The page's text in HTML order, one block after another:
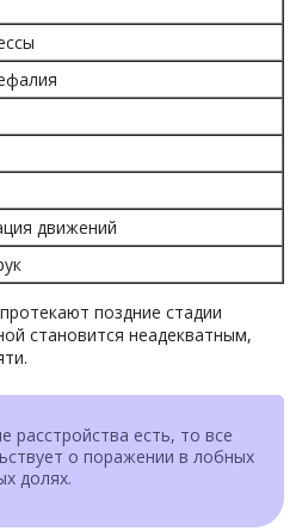
движений
поздние стадии
становится неадекватным,
расстройства есть, то все
о поражении в лобных
долях.